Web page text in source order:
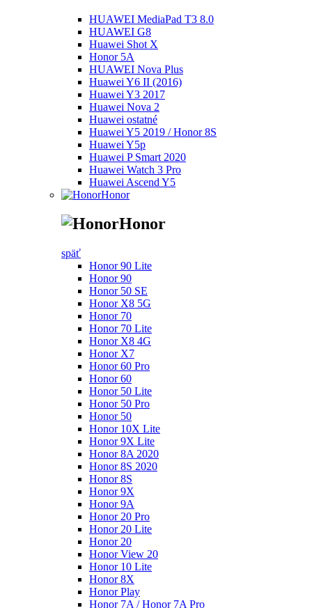
HUAWEI MediaPad T3 8.0
HUAWEI G8
Huawei Shot X
Honor 5A
HUAWEI Nova Plus
Huawei Y6 II (2016)
Huawei Y3 2017
Huawei Nova 2
Huawei ostatné
Huawei Y5 2019 / Honor 8S
Huawei Y5p
Huawei P Smart 2020
Huawei Watch 3 Pro
Huawei Ascend Y5
Honor
Honor
späť
Honor 90 Lite
Honor 90
Honor 50 SE
Honor X8 5G
Honor 70
Honor 70 Lite
Honor X8 4G
Honor X7
Honor 60 Pro
Honor 60
Honor 50 Lite
Honor 50 Pro
Honor 50
Honor 10X Lite
Honor 9X Lite
Honor 8A 2020
Honor 8S 2020
Honor 8S
Honor 9X
Honor 9A
Honor 20 Pro
Honor 20 Lite
Honor 20
Honor View 20
Honor 10 Lite
Honor 8X
Honor Play
Honor 7A / Honor 7A Pro